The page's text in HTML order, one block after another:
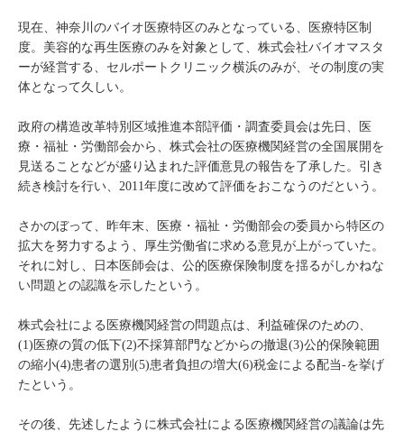
現在、神奈川のバイオ医療特区のみとなっている、医療特区制
度。美容的な再生医療のみを対象として、株式会社バイオマスタ
ーが経営する、セルポートクリニック横浜のみが、その制度の実
体となって久しい。
政府の構造改革特別区域推進本部評価・調査委員会は先日、医
療・福祉・労働部会から、株式会社の医療機関経営の全国展開を
見送ることなどが盛り込まれた評価意見の報告を了承した。引き
続き検討を行い、2011年度に改めて評価をおこなうのだという。
さかのぼって、昨年末、医療・福祉・労働部会の委員から特区の
拡大を努力するよう、厚生労働省に求める意見が上がっていた。
それに対し、日本医師会は、公的医療保険制度を揺るがしかねな
い問題との認識を示したという。
株式会社による医療機関経営の問題点は、利益確保のための、
(1)医療の質の低下(2)不採算部門などからの撤退(3)公的保険範囲
の縮小(4)患者の選別(5)患者負担の増大(6)税金による配当-を挙げ
たという。
その後、先述したように株式会社による医療機関経営の議論は先